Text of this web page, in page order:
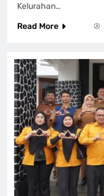
Kelurahan…
Read More